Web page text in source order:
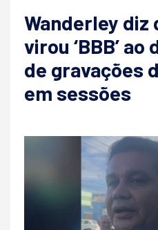
Wanderley diz
virou ‘BBB’
de gravações
em sessões